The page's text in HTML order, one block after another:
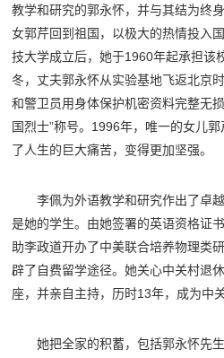
教学和研究的郭永怀，并与其结为终
女郭芹回到祖国，以极大的热情投入
技大学成立后，她于1960年起承担该
冬，丈夫郭永怀从实验基地飞返北京
和警卫员用身体保护机密资料完整无
国烈士”称号。1996年，唯一的女儿
了人生的巨大痛苦，变得更加坚强。
李佩为外语教学和研究作出了卓
是她的学生。由她签署的英语资格证
助李政道开办了中美联合培养物理类
辟了自费留学途径。她关心中关村退
座，并亲自主持，历时13年，成为中
她把全家的积蓄，包括郭永怀先